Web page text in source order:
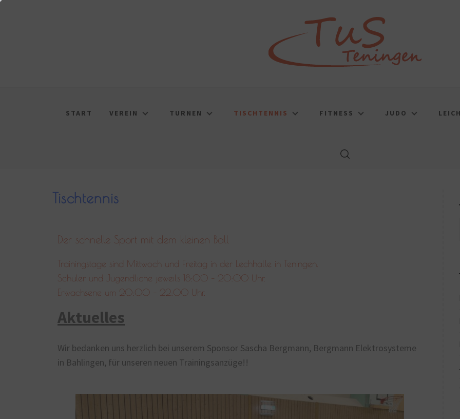
START VEREIN TURNEN TISCHTENNIS FITNESS JUDO
Tischtennis
Der schnelle Sport mit dem kleinen Ball
Trainingstage sind Mittwoch und Freitag in der Lechhalle in Teningen.
Schüler und Jugendliche jeweils 18:00 – 20:00 Uhr.
Erwachsene um 20:00 – 22:00 Uhr.
Aktuelles
Wir bedanken uns herzlich bei unserem Sponsor Sascha Bergmann, Bergmann Elektrosysteme
in Bahlingen, für unseren neuen Trainingsanzüge!!